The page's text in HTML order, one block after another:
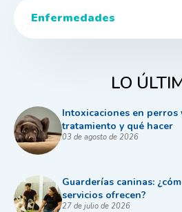
Enfermedades
LO
Intoxicaciones en perros
tratamiento y qué hacer
03 de agosto de 2026
Guarderías caninas:
servicios ofrecen?
27 de julio de 2026